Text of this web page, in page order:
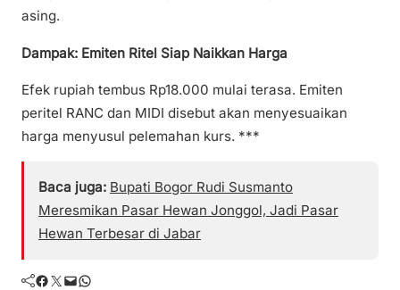
asing.
Dampak: Emiten Ritel Siap Naikkan Harga
Efek rupiah tembus Rp18.000 mulai terasa. Emiten
peritel RANC dan MIDI disebut akan menyesuaikan
harga menyusul pelemahan kurs. ***
Baca juga: Bupati Bogor Rudi Susmanto
Meresmikan Pasar Hewan Jonggol, Jadi Pasar
Hewan Terbesar di Jabar
Facebook Twitter Mail WhatsApp